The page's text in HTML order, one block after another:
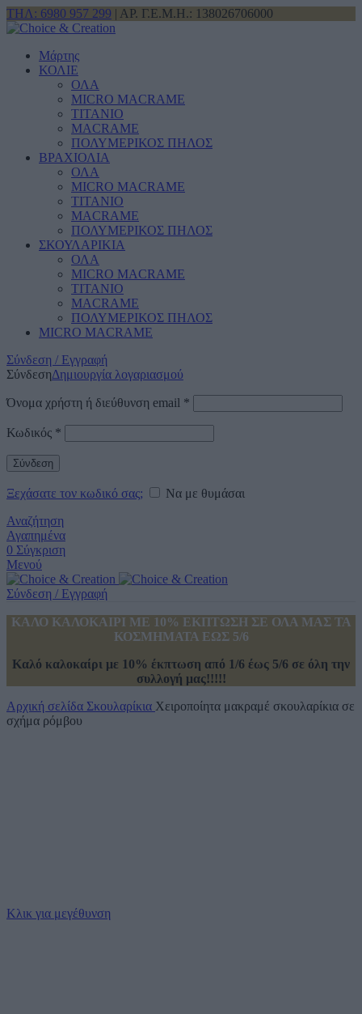
ΤΗΛ: 6980 957 299 | ΑΡ. Γ.Ε.Μ.Η.: 138026706000
Μάρτης
ΚΟΛΙΕ
ΟΛΑ
MICRO MACRAME
ΤΙΤΑΝΙΟ
MACRAME
ΠΟΛΥΜΕΡΙΚΟΣ ΠΗΛΟΣ
ΒΡΑΧΙΟΛΙΑ
ΟΛΑ
MICRO MACRAME
ΤΙΤΑΝΙΟ
MACRAME
ΠΟΛΥΜΕΡΙΚΟΣ ΠΗΛΟΣ
ΣΚΟΥΛΑΡΙΚΙΑ
ΟΛΑ
MICRO MACRAME
ΤΙΤΑΝΙΟ
MACRAME
ΠΟΛΥΜΕΡΙΚΟΣ ΠΗΛΟΣ
MICRO MACRAME
Σύνδεση / Εγγραφή
ΣύνδεσηΔημιουργία λογαριασμού
Όνομα χρήστη ή διεύθυνση email *
Κωδικός *
Σύνδεση
Ξεχάσατε τον κωδικό σας;
Να με θυμάσαι
Αναζήτηση
Αγαπημένα
0 Σύγκριση
Μενού
Σύνδεση / Εγγραφή
ΚΑΛΟ ΚΑΛΟΚΑΙΡΙ ΜΕ 10% ΕΚΠΤΩΣΗ ΣΕ ΟΛΑ ΜΑΣ ΤΑ
ΚΟΣΜΗΜΑΤΑ ΕΩΣ 5/6
Καλό καλοκαίρι με 10% έκπτωση από 1/6 έως 5/6 σε όλη την
συλλογή μας!!!!!
Αρχική σελίδα Σκουλαρίκια Χειροποίητα μακραμέ σκουλαρίκια σε
σχήμα ρόμβου
Κλικ για μεγέθυνση